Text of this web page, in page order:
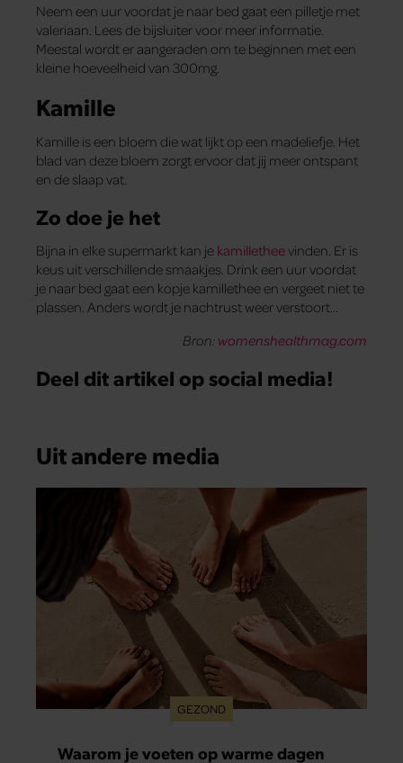
Neem een uur voordat je naar bed gaat een pilletje met
valeriaan. Lees de bijsluiter voor meer informatie.
Meestal wordt er aangeraden om te beginnen met een
kleine hoeveelheid van 300mg.
Kamille
Kamille is een bloem die wat lijkt op een madeliefje. Het
blad van deze bloem zorgt ervoor dat jij meer ontspant
en de slaap vat.
Zo doe je het
Bijna in elke supermarkt kan je kamilletheevinden. Er is
keus uit verschillende smaakjes. Drink een uur voordat
je naar bed gaat een kopje kamillethee en vergeet niet te
plassen. Anders wordt je nachtrust weer verstoort…
Bron: womenshealthmag.com
Deel dit artikel op social media!
Uit andere media
GEZOND
Waarom je voeten op warme dagen